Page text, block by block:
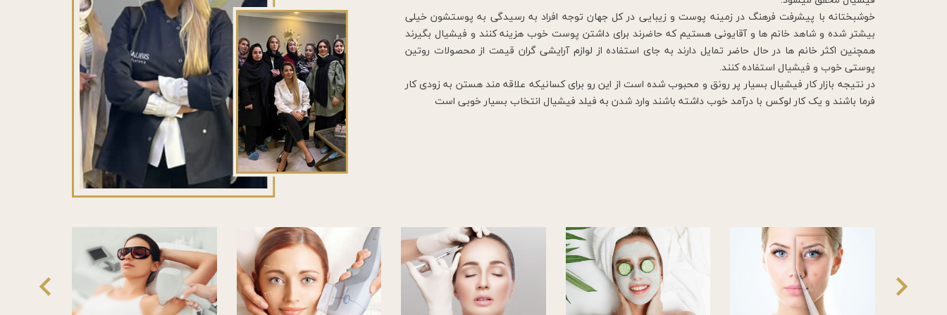
خوشبختانه با پیشرفت فرهنگ در زمینه پوست و زیبایی در کل جهان توجه افراد به رسیدگی به پوستشون خیلی
بیشتر شده و شاهد خانم ها و آقایونی هستیم که حاضرند برای داشتن پوست خوب هزینه کنند و فیشیال بگیرند
همچنین اکثر خانم ها در حال حاضر تمایل دارند به جای استفاده از لوازم آرایشی گران قيمت از محصولات روتین
پوستی خوب و فیشیال استفاده کنند.
در نتیجه بازار کار فیشیال بسیار پر رونق و محبوب شده است از این رو برای کسانیکه علاقه مند هستن به زودی کار
فرما باشند و یک کار لوکس با درآمد خوب داشته باشند وارد شدن به فیلد فیشیال انتخاب بسیار خوبی است